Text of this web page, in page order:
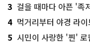
3 걸을 때마다 아픈 '족저
4 먹거리부터 야경 라
5 시민이 사랑한 '찐' 로